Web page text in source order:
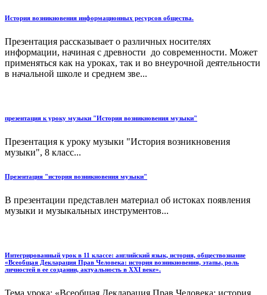
История возникновения информационных ресурсов общества.
Презентация рассказывает о различных носителях
информации, начиная с древности до современности. Может
применяться как на уроках, так и во внеурочной деятельности
в начальной школе и среднем зве...
презентация к уроку музыки "История возникновения музыки"
Презентация к уроку музыки "История возникновения
музыки", 8 класс...
Презентация "история возникновения музыки"
В презентации представлен материал об истоках появления
музыки и музыкальных инструментов...
Интегрированный урок в 11 классе: английский язык, история, обществознание
«Всеобщая Декларация Прав Человека: история возникновения, этапы, роль
личностей в ее создании, актуальность в XXI веке».
Тема урока: «Всеобщая Декларация Прав Человека: история